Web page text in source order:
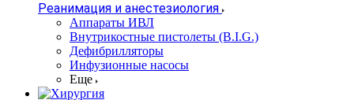
Реанимация и анестезиология
Аппараты ИВЛ
Внутрикостные пистолеты (B.I.G.)
Дефибрилляторы
Инфузионные насосы
Еще